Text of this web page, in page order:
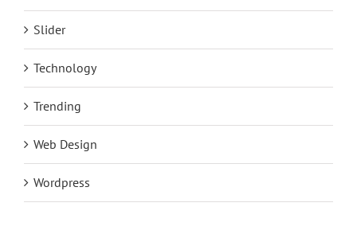
Slider
Technology
Trending
Web Design
Wordpress